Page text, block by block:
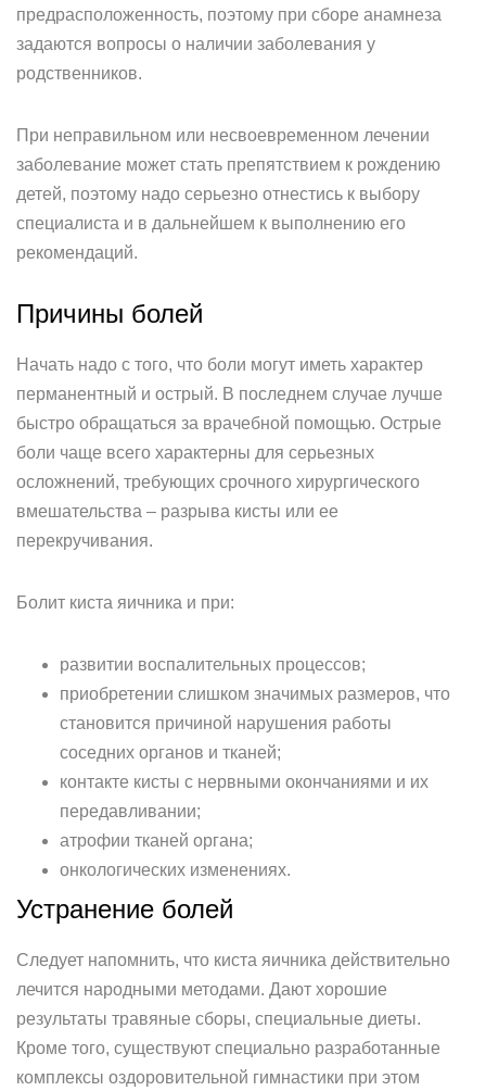
предрасположенность, поэтому при сборе анамнеза
задаются вопросы о наличии заболевания у
родственников.
При неправильном или несвоевременном лечении
заболевание может стать препятствием к рождению
детей, поэтому надо серьезно отнестись к выбору
специалиста и в дальнейшем к выполнению его
рекомендаций.
Причины болей
Начать надо с того, что боли могут иметь характер
перманентный и острый. В последнем случае лучше
быстро обращаться за врачебной помощью. Острые
боли чаще всего характерны для серьезных
осложнений, требующих срочного хирургического
вмешательства – разрыва кисты или ее
перекручивания.
Болит киста яичника и при:
развитии воспалительных процессов;
приобретении слишком значимых размеров, что
становится причиной нарушения работы
соседних органов и тканей;
контакте кисты с нервными окончаниями и их
передавливании;
атрофии тканей органа;
онкологических изменениях.
Устранение болей
Следует напомнить, что киста яичника действительно
лечится народными методами. Дают хорошие
результаты травяные сборы, специальные диеты.
Кроме того, существуют специально разработанные
комплексы оздоровительной гимнастики при этом